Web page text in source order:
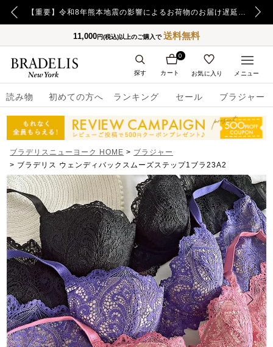
【重要】日本郵便の障害による配送への影響についてのお詫び
11,000円(税込)以上のご購入で送料無料
読み物 初めての方へ ランキング セール ブラジャー
カート
0
お気に入り
探す メニュー
ブラデリスニューヨーク HOME
ブラジャー
ブラデリス ウェンディバックスムーズステップ1ブラ23A2